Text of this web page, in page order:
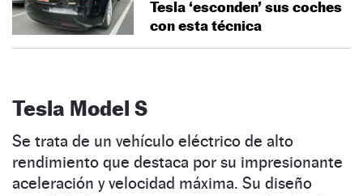
Tesla ‘esconden’ sus coches
con esta técnica
Tesla Model S
Se trata de un vehículo eléctrico de alto
rendimiento que destaca por su impresionante
aceleración y velocidad máxima. Su diseño